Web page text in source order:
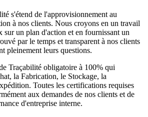
s'étend de l'approvisionnement au
à nos clients. Nous croyons en un travail
sur un plan d'action et en fournissant un
par le temps et transparent à nos clients
pleinement leurs questions.
Traçabilité obligatoire à 100% qui
la Fabrication, le Stockage, la
Toutes les certifications requises
aux demandes de nos clients et de
d'entreprise interne.